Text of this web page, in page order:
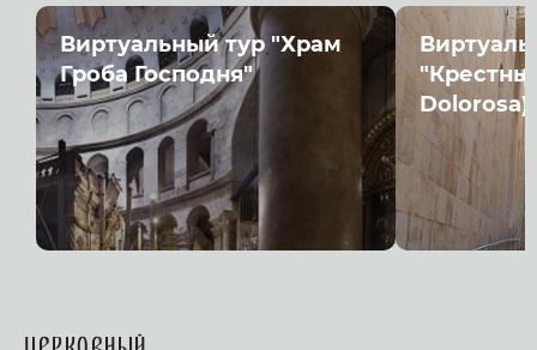
Виртуальный тур "Храм
Гроба Господня"
Dolorosa)"